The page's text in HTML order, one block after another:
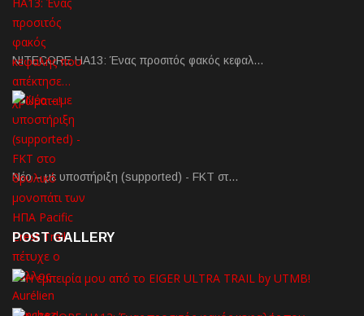
NITECORE HA13: Ένας προσιτός φακός κεφαλ…
Νέο – με υποστήριξη (supported) - FKT στ…
POST GALLERY